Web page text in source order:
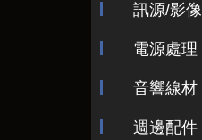
訊源/影像
電源處理
音響線材
週邊配件